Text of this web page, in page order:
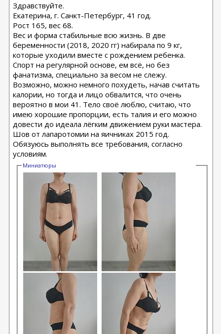
Здравствуйте.
Екатерина, г. Санкт-Петербург, 41 год.
Рост 165, вес 68.
Вес и форма стабильные всю жизнь. В две
беременности (2018, 2020 гг) набирала по 9 кг,
которые уходили вместе с рождением ребенка.
Спорт на регулярной основе, ем всё, но без
фанатизма, специально за весом не слежу.
Возможно, можно немного похудеть, начав считать
калории, но тогда и лицо обвалится, что очень
вероятно в мои 41. Тело своё люблю, считаю, что
имею хорошие пропорции, есть талия и его можно
довести до идеала лёгким движением руки мастера.
Шов от лапаротомии на яичниках 2015 год.
Обязуюсь выполнять все требования, согласно
условиям.
Миниатюры